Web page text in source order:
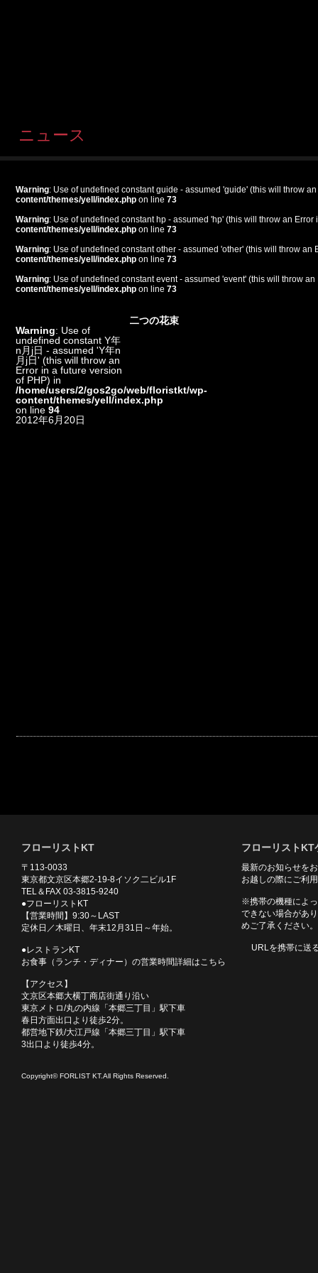
ニュース
Warning: Use of undefined constant guide - assumed 'guide' (this will throw
content/themes/yell/index.php on line73
Warning: Use of undefined constant hp - assumed 'hp' (this will throw an
content/themes/yell/index.php on line73
Warning: Use of undefined constant other - assumed 'other' (this will throw
content/themes/yell/index.php on line73
Warning: Use of undefined constant event - assumed 'event' (this will throw
content/themes/yell/index.php on line73
Warning: Use of
undefined constant Y年
n月j日 - assumed 'Y年n
月j日' (this will throw an
Error in a future version
of PHP) in
/home/users/2/gos2go/web/floristkt/wp-
content/themes/yell/index.php
on line94
2012年6月20日
二つの花束
フローリストKT
〒113-0033
東京都文京区本郷2-19-8イソク二ビル1F
TEL＆FAX 03-3815-9240
●フローリストKT
【営業時間】9:30～LAST
定休日／木曜日、年末12月31日～年始。
●レストランKT
お食事（ランチ・ディナー）の営業時間詳細はこちら
【アクセス】
文京区本郷大横丁商店街通り沿い
東京メトロ/丸の内線「本郷三丁目」駅下車
春日方面出口より徒歩2分。
都営地下鉄/大江戸線「本郷三丁目」駅下車
3出口より徒歩4分。
フローリストKT
最新のお知らせを
お越しの際にご利
※携帯の機種によ
できない場合があ
めご了承ください。
URLを携帯に送
Copyright© FORLIST KT.All Rights Reserved.